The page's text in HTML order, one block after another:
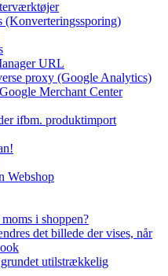
(Konverteringssporing)
URL
proxy (Google Analytics)
Merchant Center
ifbm. produktimport
Webshop
i shoppen?
det billede der vises, når
utilstrækkelig